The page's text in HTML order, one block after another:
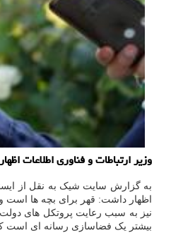
وزیر ارتباطات و فناوری اطلاعات
به گزارش سایت شیک به نقل از
اظهار داشت: قهر برای بچه ها است
نیز به سبب رعایت پروتکل های
بیشتر یک فضاسازی رسانه ای است